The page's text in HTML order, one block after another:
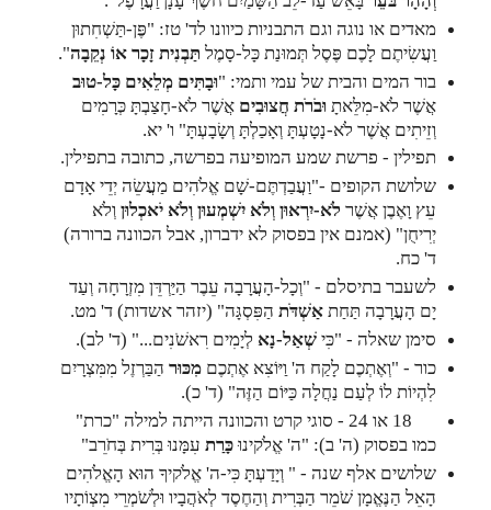
מאדים או נוגה וגם התבניות כיוונו לד' טז: "פֶּן-תַּשְׁחִתוּן
וַעֲשִׂיתֶם לָכֶם פֶּסֶל תְּמוּנַת כָּל-סָמֶל תַּבְנִית זָכָר אוֹ נְקֵבָה".
בור המים והבית של עמי ותמי: "וּבָתִּים מְלֵאִים כָּל-טוּב
אֲשֶׁר לֹא-מִלֵּאתָ וּבֹרֹת חֲצוּבִים אֲשֶׁר לֹא-חָצַבְתָּ כְּרָמִים
וְזֵיתִים אֲשֶׁר לֹא-נָטָעְתָּ וְאָכַלְתָּ וְשָׂבָעְתָּ" ו' יא.
תפילין - פרשת שמע המופיעה בפרשה, כתובה בתפילין.
שלושת הקופים -"וַעֲבַדְתֶּם-שָׁם אֱלֹהִים מַעֲשֵׂה יְדֵי אָדָם
עֵץ וָאֶבֶן אֲשֶׁר לֹא-יִרְאוּן וְלֹא יִשְׁמְעוּן וְלֹא יֹאכְלוּןוְלֹא
יְרִיחֻן" (אמנם אין בפסוק לא ידברון, אבל הכוונה ברורה)
ד' כח.
לשעבר בתיסלם - "וְכָל-הָעֲרָבָה עֵבֶר הַיַּרְדֵּן מִזְרָחָה וְעַד
יָם הָעֲרָבָה תַּחַת אַשְׁדֹּתהַפִּסְגָּה" (יזהר אשדות) ד' מט.
סימן שאלה - "כִּי שְׁאַל-נָאלְיָמִים רִאשֹׁנִים..." (ד' לב).
כור - "וְאֶתְכֶם לָקַח ה' וַיּוֹצִא אֶתְכֶם מִכּוּרהַבַּרְזֶל מִמִּצְרָיִם
לִהְיוֹת לוֹ לְעַם נַחֲלָה כַּיּוֹם הַזֶּה" (ד' כ).
18 18 או 24 - סוגי קרט והכוונה הייתה למילה "כרת"
כמו בפסוק (ה' ב): "ה' אֱלֹקינוּכָּרַתעִמָּנוּ בְּרִית בְּחֹרֵב"
שלושים אלף שנה - " וְיָדַעְתָּ כִּי-ה' אֱלֹקיךָ הוּא הָאֱלֹהִים
הָאֵל הַנֶּאֱמָן שֹׁמֵר הַבְּרִית וְהַחֶסֶד לְאֹהֲבָיו וּלְשֹׁמְרֵי מִצְוֹתָיו